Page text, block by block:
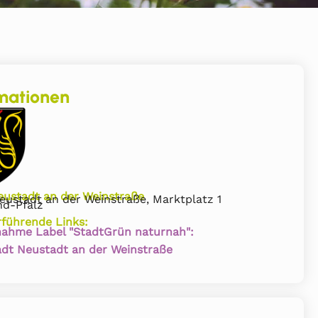
an der Weinstraße
an der Weinstraße, Marktplatz 1
Pfalz
Links:
Label "StadtGrün naturnah":
Neustadt an der Weinstraße